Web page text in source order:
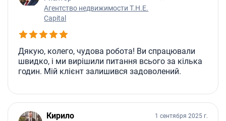
Агентство недвижимости T.H.E.
Capital
Дякую, колего, чудова робота! Ви спрацювали
швидко, і ми вирішили питання всього за кілька
годин. Мій клієнт залишився задоволений.
Кирило 1 сентября 2025 г.